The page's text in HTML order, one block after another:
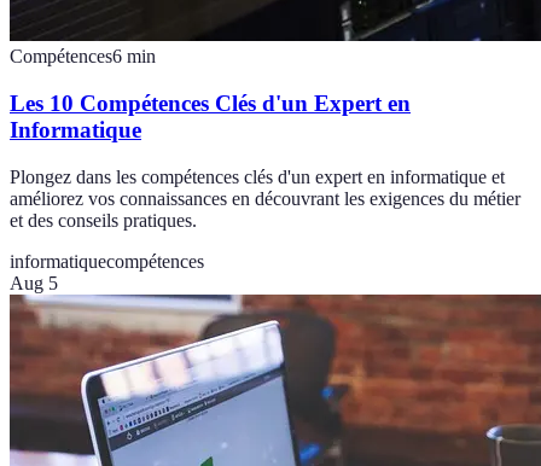
Compétences6 min
Les 10 Compétences Clés d'un Expert en
Informatique
Plongez dans les compétences clés d'un expert en informatique et
améliorez vos connaissances en découvrant les exigences du métier
et des conseils pratiques.
informatiquecompétences
Aug 5